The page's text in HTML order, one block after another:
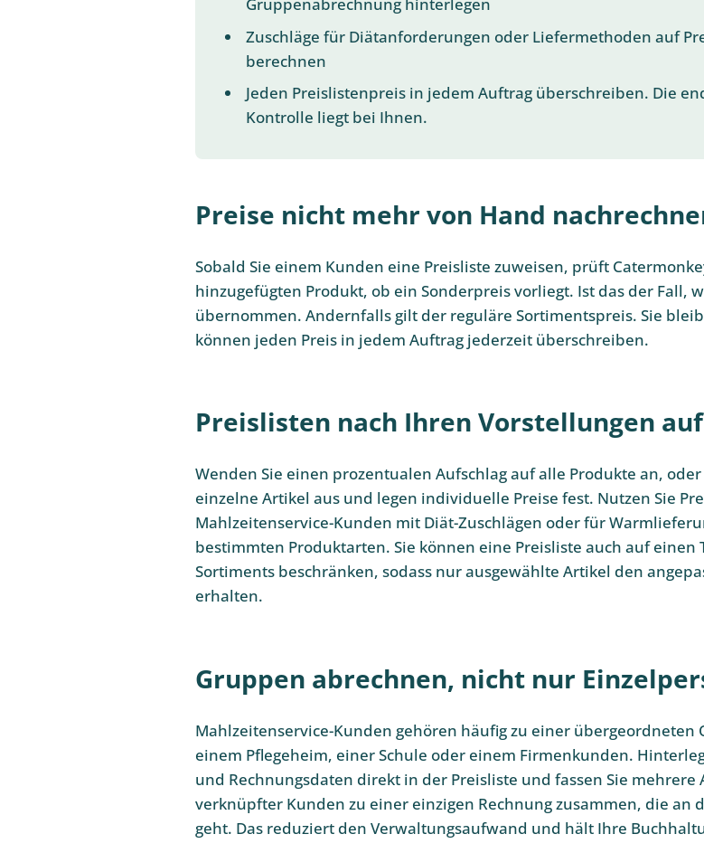
Gruppenabrechnung hinterlegen
Zuschläge für Diätanforderungen oder Liefermethoden auf
berechnen
Jeden Preislistenpreis in jedem Auftrag überschreiben. Die
Kontrolle liegt bei Ihnen.
Preise nicht mehr von Hand
Sobald Sie einem Kunden eine Preisliste zuweisen, prüft
hinzugefügten Produkt, ob ein Sonderpreis vorliegt. Ist das der Fall,
übernommen. Andernfalls gilt der reguläre Sortimentspreis. Sie
können jeden Preis in jedem Auftrag jederzeit überschreiben.
Preislisten nach Ihren Vorstellungen
Wenden Sie einen prozentualen Aufschlag auf alle Produkte an,
einzelne Artikel aus und legen individuelle Preise fest. Nutzen Sie
Mahlzeitenservice-Kunden mit Diät-Zuschlägen oder für
bestimmten Produktarten. Sie können eine Preisliste auch auf einen
Sortiments beschränken, sodass nur ausgewählte Artikel den
erhalten.
Gruppen abrechnen, nicht nur
Mahlzeitenservice-Kunden gehören häufig zu einer übergeordneten
einem Pflegeheim, einer Schule oder einem Firmenkunden.
und Rechnungsdaten direkt in der Preisliste und fassen Sie mehrere
verknüpfter Kunden zu einer einzigen Rechnung zusammen, die an
geht. Das reduziert den Verwaltungsaufwand und hält Ihre